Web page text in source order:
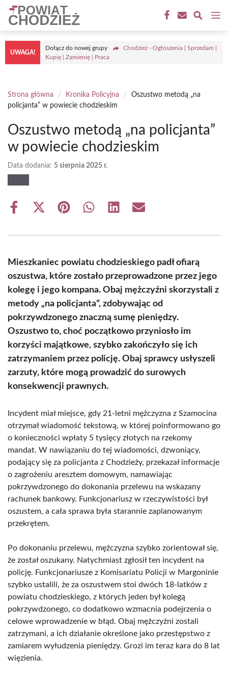
Przejdź
treści
UWAGA!
Dołącz do nowej grupy
Chodzież - Ogłoszenia | Sprzedam |
Kupię | Zamienię | Praca
Strona główna / Kronika Policyjna /
Oszustwo metodą „na
policjanta” w powiecie chodzieskim
Oszustwo metodą „na policjanta”
w powiecie chodzieskim
Data dodania: 5 sierpnia 2025 r.
Share
Share
(Twitter)
Share Share Share Share
Mieszkaniec powiatu chodzieskiego padł ofiarą
oszustwa, które zostało przeprowadzone przez jego
kolegę i jego kompana. Obaj mężczyźni skorzystali z
metody „na policjanta”, zdobywając od
pokrzywdzonego znaczną sumę pieniędzy.
Oszustwo to, choć początkowo przyniosło im
korzyści majątkowe, szybko zakończyło się ich
zatrzymaniem przez policję. Obaj sprawcy usłyszeli
zarzuty, które mogą prowadzić do surowych
konsekwencji prawnych.
Incydent miał miejsce, gdy 21-letni mężczyzna z Szamocina
otrzymał wiadomość tekstową, w której poinformowano go
o konieczności wpłaty 5 tysięcy złotych na rzekomy
mandat. W nawiązaniu do tej wiadomości, dzwoniący,
podający się za policjanta z Chodzieży, przekazał informacje
o zagrożeniu aresztem domowym, namawiając
pokrzywdzonego do dokonania przelewu na wskazany
rachunek bankowy. Funkcjonariusz w rzeczywistości był
oszustem, a cała sprawa była starannie zaplanowanym
przekrętem.
Po dokonaniu przelewu, mężczyzna szybko zorientował się,
że został oszukany. Natychmiast zgłosił ten incydent na
policję. Funkcjonariusze z Komisariatu Policji w Margoninie
szybko ustalili, że za oszustwem stoi dwóch 18-latków z
powiatu chodzieskiego, z których jeden był kolegą
pokrzywdzonego, co dodatkowo wzmacnia podejrzenia o
celowe wprowadzenie w błąd. Obaj mężczyźni zostali
zatrzymani, a ich działanie określone jako przestępstwo z
zamiarem wyłudzenia pieniędzy. Grozi im teraz kara do 8 lat
więzienia.